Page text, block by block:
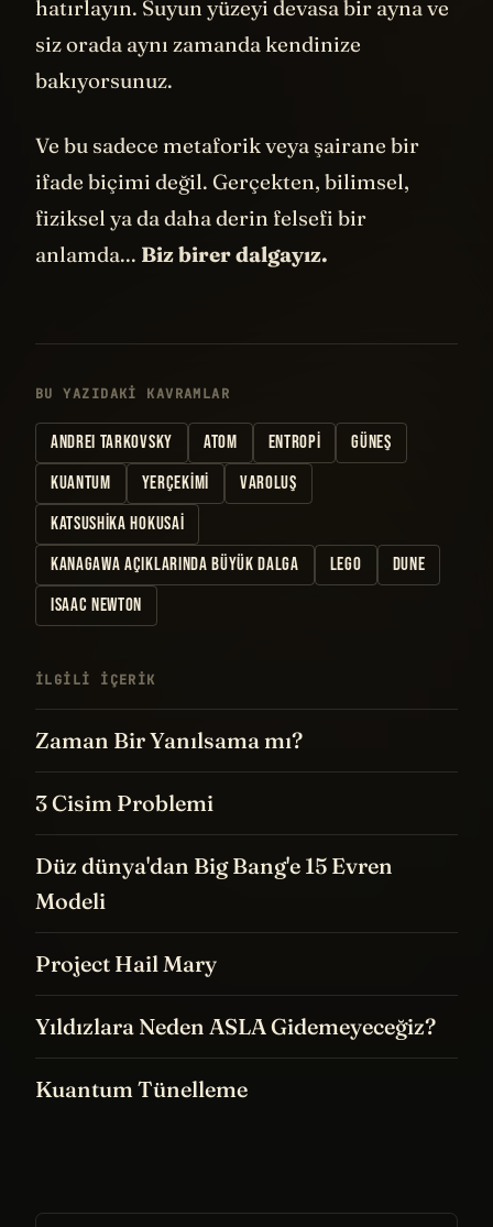
hatırlayın. Suyun yüzeyi devasa bir ayna ve
siz orada aynı zamanda kendinize
bakıyorsunuz.
Ve bu sadece metaforik veya şairane bir
ifade biçimi değil. Gerçekten, bilimsel,
fiziksel ya da daha derin felsefi bir
anlamda... Biz birer dalgayız.
BU YAZIDAKI KAVRAMLAR
ANDREI TARKOVSKY ATOM ENTROPI
GÜNEŞ
KUANTUM
YERÇEKIMI
VAROLUŞ
KATSUSHIKA HOKUSAI
KANAGAWA AÇIKLARINDA BÜYÜK DALGA
LEGO
DUNE
ISAAC NEWTON
İLGILI IÇERIK
Zaman Bir Yanılsama mı?
3 Cisim Problemi
Düz dünya'dan Big Bang'e 15 Evren
Modeli
Project Hail Mary
Yıldızlara Neden ASLA Gidemeyeceğiz?
Kuantum Tünelleme